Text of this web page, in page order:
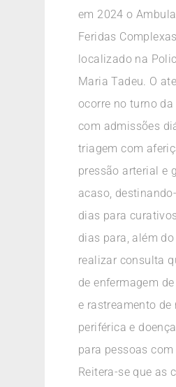
em 2024 o
Feridas
localizado na
Maria Tadeu. O
ocorre no turno da
com admissões
triagem com
pressão arterial e
acaso,
dias para
dias para, além
realizar consulta
de enfermagem
e rastreamento de
periférica e
para pessoas com
Reitera-se que as